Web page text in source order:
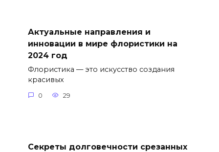
Актуальные направления и
инновации в мире флористики на
2024 год
Флористика — это искусство создания
красивых
0 29
Секреты долговечности срезанных